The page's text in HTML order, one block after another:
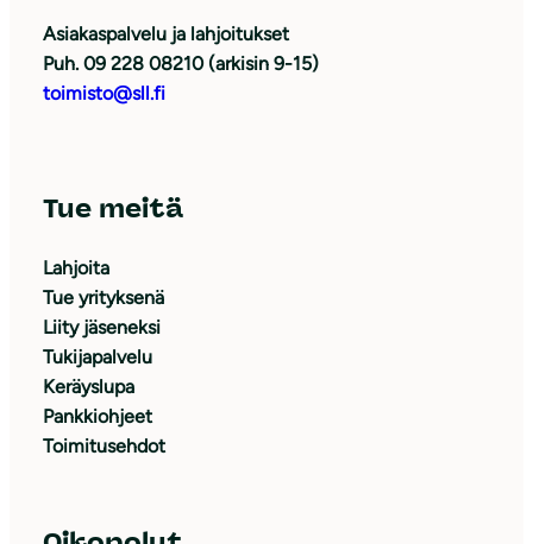
Asiakaspalvelu ja lahjoitukset
Puh. 09 228 08210 (arkisin 9-15)
toimisto@sll.fi
Tue meitä
Lahjoita
Tue yrityksenä
Liity jäseneksi
Tukijapalvelu
Keräyslupa
Pankkiohjeet
Toimitusehdot